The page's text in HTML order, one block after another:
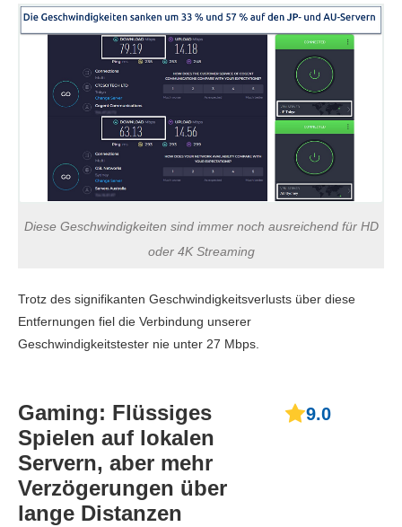
Diese Geschwindigkeiten sind immer noch ausreichend für HD
oder 4K Streaming
Trotz des signifikanten Geschwindigkeitsverlusts über diese
Entfernungen fiel die Verbindung unserer
Geschwindigkeitstester nie unter 27 Mbps.
Gaming: Flüssiges
Spielen auf lokalen
Servern, aber mehr
Verzögerungen über
lange Distanzen
9.0